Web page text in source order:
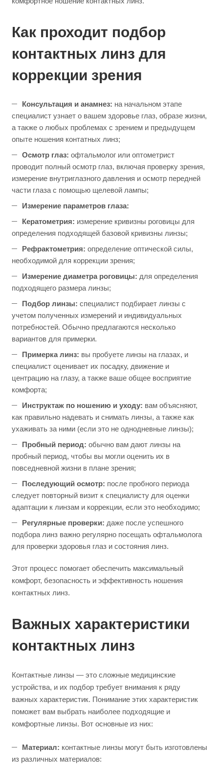
Как проходит подбор
контактных линз для
коррекции зрения
Консультация и анамнез: на начальном этапе
специалист узнает о вашем здоровье глаз, образе жизни,
а также о любых проблемах с зрением и предыдущем
опыте ношения контатных линз;
Осмотр глаз: офтальмолог или оптометрист
проводит полный осмотр глаз, включая проверку зрения,
измерение внутриглазного давления и осмотр передней
части глаза с помощью щелевой лампы;
Измерение параметров глаза:
Кератометрия: измерение кривизны роговицы для
определения подходящей базовой кривизны линзы;
Рефрактометрия: определение оптической силы,
необходимой для коррекции зрения;
Измерение диаметра роговицы: для определения
подходящего размера линзы;
Подбор линзы: специалист подбирает линзы с
учетом полученных измерений и индивидуальных
потребностей. Обычно предлагаются несколько
вариантов для примерки.
Примерка линз: вы пробуете линзы на глазах, и
специалист оценивает их посадку, движение и
центрацию на глазу, а также ваше общее восприятие
комфорта;
Инструктаж по ношению и уходу: вам объясняют,
как правильно надевать и снимать линзы, а также как
ухаживать за ними (если это не однодневные линзы);
Пробный период: обычно вам дают линзы на
пробный период, чтобы вы могли оценить их в
повседневной жизни в плане зрения;
Последующий осмотр: после пробного периода
следует повторный визит к специалисту для оценки
адаптации к линзам и коррекции, если это необходимо;
Регулярные проверки: даже после успешного
подбора линз важно регулярно посещать офтальмолога
для проверки здоровья глаз и состояния линз.
Этот процесс помогает обеспечить максимальный
комфорт, безопасность и эффективность ношения
контактных линз.
Важных характеристики
контактных линз
Контактные линзы — это сложные медицинские
устройства, и их подбор требует внимания к ряду
важных характеристик. Понимание этих характеристик
поможет вам выбрать наиболее подходящие и
комфортные линзы. Вот основные из них:
Материал: контактные линзы могут быть изготовлены
из различных материалов: